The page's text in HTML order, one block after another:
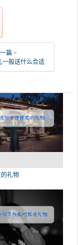
一篇 >
一般送什么合适
礼物